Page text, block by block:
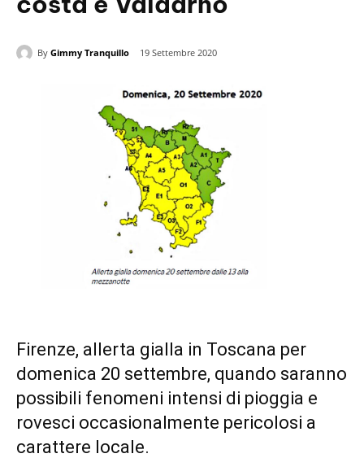
By Gimmy Tranquillo 19 Settembre 2020
Firenze, allerta gialla in Toscana per
domenica 20 settembre, quando saranno
possibili fenomeni intensi di pioggia e
rovesci occasionalmente pericolosi a
carattere locale.